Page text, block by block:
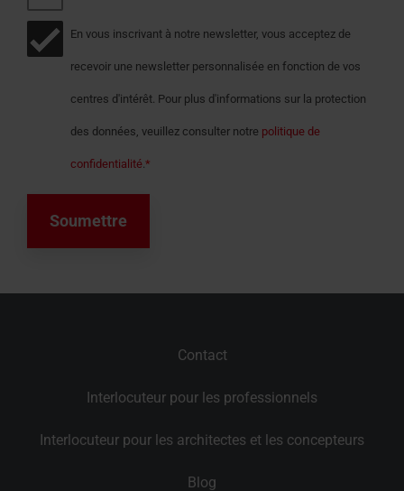
En vous inscrivant à notre newsletter, vous acceptez de
recevoir une newsletter personnalisée en fonction de vos
centres d'intérêt. Pour plus d'informations sur la protection
des données, veuillez consulter notre politique de
confidentialité.*
Contact
Interlocuteur pour les professionnels
Interlocuteur pour les architectes et les concepteurs
Blog